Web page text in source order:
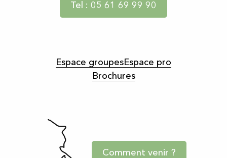
Tel : 05 61 69 99 90
Espace groupesEspace pro
Brochures
Comment venir ?